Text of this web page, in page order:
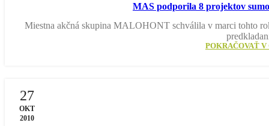
MAS podporila 8 projektov
Miestna akčná skupina MALOHONT schválila v marci tohto
POKRAČOVAŤ
27
OKT
2010